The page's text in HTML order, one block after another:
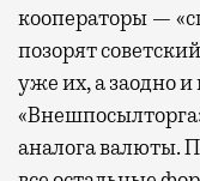
кооператоры —
позорят
уже их, а заодно
аналога валюты.